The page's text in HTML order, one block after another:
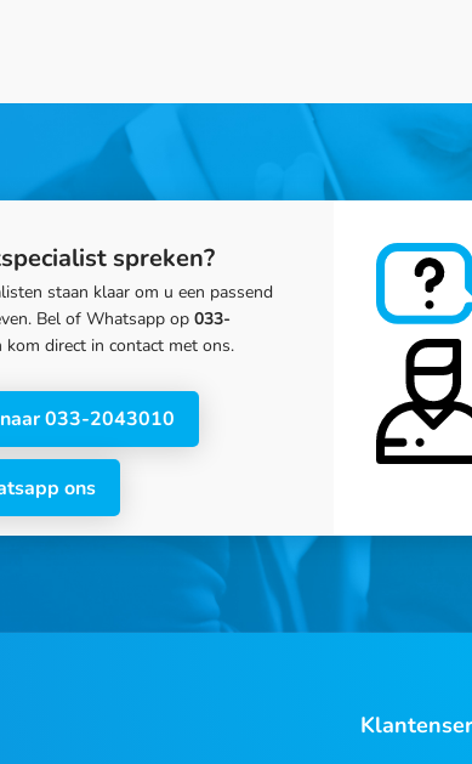
spreken?
staan klaar om u een passend
Bel of Whatsapp op 033-
kom direct in contact met ons.
033-2043010
ons